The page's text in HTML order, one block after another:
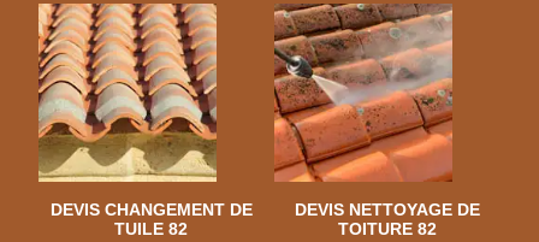
DEVIS CHANGEMENT DE
TUILE 82
DEVIS NETTOYAGE DE
TOITURE 82